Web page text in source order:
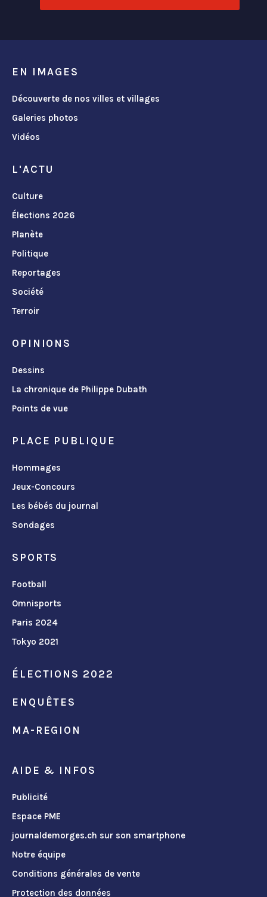
EN IMAGES
Découverte de nos villes et villages
Galeries photos
Vidéos
L'ACTU
Culture
Élections 2026
Planète
Politique
Reportages
Société
Terroir
OPINIONS
Dessins
La chronique de Philippe Dubath
Points de vue
PLACE PUBLIQUE
Hommages
Jeux-Concours
Les bébés du journal
Sondages
SPORTS
Football
Omnisports
Paris 2024
Tokyo 2021
ÉLECTIONS 2022
ENQUÊTES
MA-REGION
AIDE & INFOS
Publicité
Espace PME
journaldemorges.ch sur son smartphone
Notre équipe
Conditions générales de vente
Protection des données